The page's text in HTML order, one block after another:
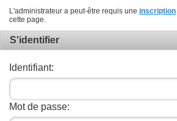
L'administrateur a peut-être requis une inscription
cette page.
S'identifier
Identifiant:
Mot de passe: